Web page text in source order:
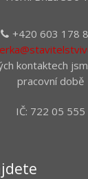
+420 603 178
kontaktech
pracovní době
IČ: 722 05 555